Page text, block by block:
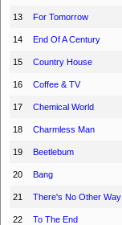
13 For Tomorrow
14 End Of A Century
15 Country House
16 Coffee & TV
17 Chemical World
18 Charmless Man
19 Beetlebum
20 Bang
21 There's No Other Way
22 To The End